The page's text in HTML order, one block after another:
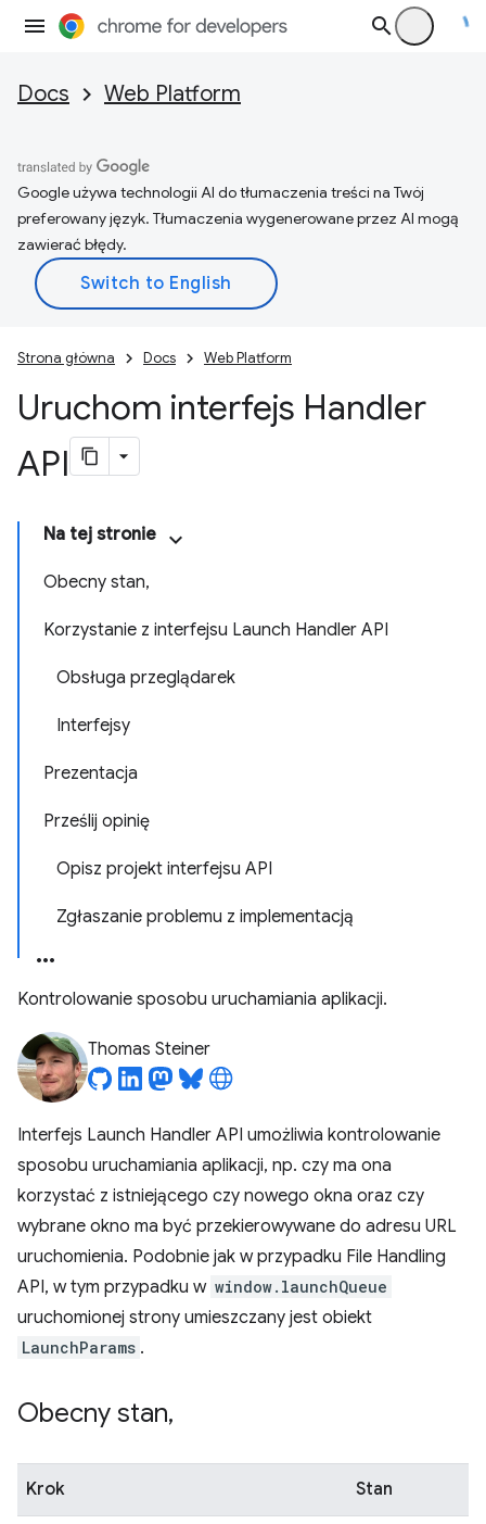
Docs Web Platform
Google używa technologii AI do tłumaczenia treści na Twój
preferowany język. Tłumaczenia wygenerowane przez AI mogą
zawierać błędy.
Strona główna Docs Web Platform
Uruchom interfejs Handler
API
Na tej stronie
Obecny stan,
Korzystanie z interfejsu Launch Handler API
Obsługa przeglądarek
Interfejsy
Prezentacja
Prześlij opinię
Opisz projekt interfejsu API
Zgłaszanie problemu z implementacją
Kontrolowanie sposobu uruchamiania aplikacji.
Thomas Steiner
Interfejs Launch Handler API umożliwia kontrolowanie
sposobu uruchamiania aplikacji, np. czy ma ona
korzystać z istniejącego czy nowego okna oraz czy
wybrane okno ma być przekierowywane do adresu URL
uruchomienia. Podobnie jak w przypadku File Handling
API, w tym przypadku w window.launchQueue
uruchomionej strony umieszczany jest obiekt
LaunchParams .
Obecny stan,
Krok Stan